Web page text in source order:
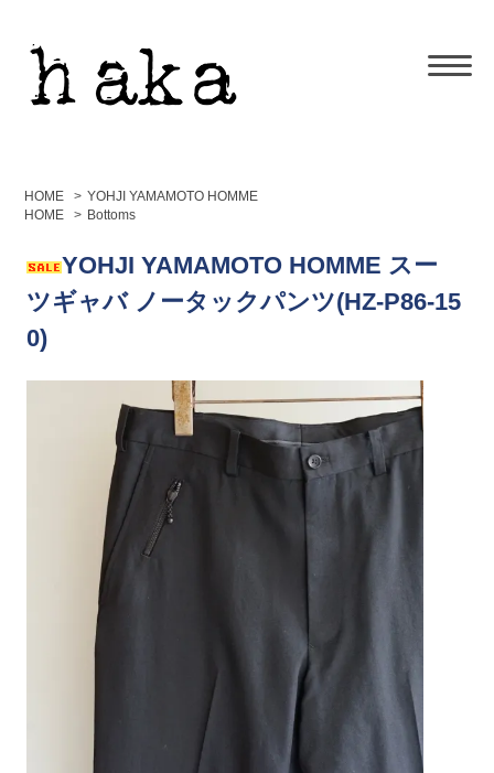
HOME > YOHJI YAMAMOTO HOMME
HOME
> Bottoms
YOHJI YAMAMOTO HOMME スー
ツギャバ ノータックパンツ(HZ-P86-15
0)